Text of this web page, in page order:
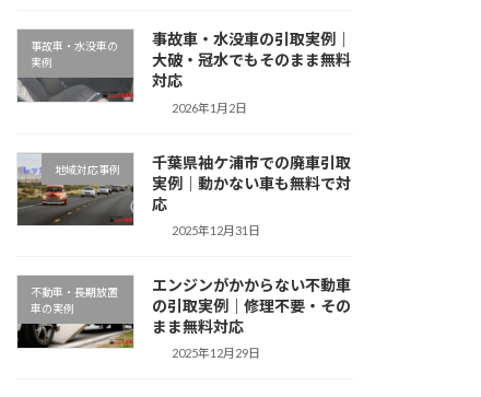
事故車・水没車の
実例
事故車・水没車の引取実例｜
大破・冠水でもそのまま無料
対応
2026年1月2日
地域対応事例
千葉県袖ケ浦市での廃車引取
実例｜動かない車も無料で対
応
2025年12月31日
不動車・長期放置
車の実例
エンジンがかからない不動車
の引取実例｜修理不要・その
まま無料対応
2025年12月29日